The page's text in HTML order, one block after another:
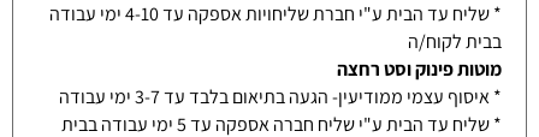
* שליח עד הבית ע"י חברת שליחויות אספקה עד 4-10 ימי עבודה
בבית לקוח/ה
מוטות פינוק וסט רחצה
* איסוף עצמי ממודיעין- הגעה בתיאום בלבד עד 3-7 ימי עבודה
* שליח עד הבית ע"י שליח חברה אספקה עד 5 ימי עבודה בבית